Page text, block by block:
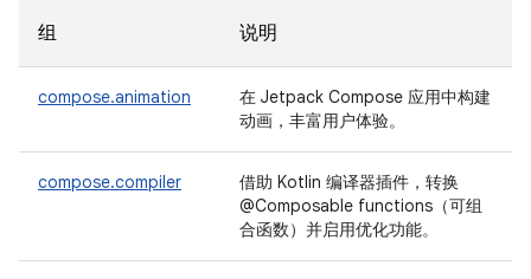
组 说明
compose.animation
在 Jetpack Compose 应用中构建
动画，丰富用户体验。
compose.compiler
借助 Kotlin 编译器插件，转换
@Composable functions（可组
合函数）并启用优化功能。